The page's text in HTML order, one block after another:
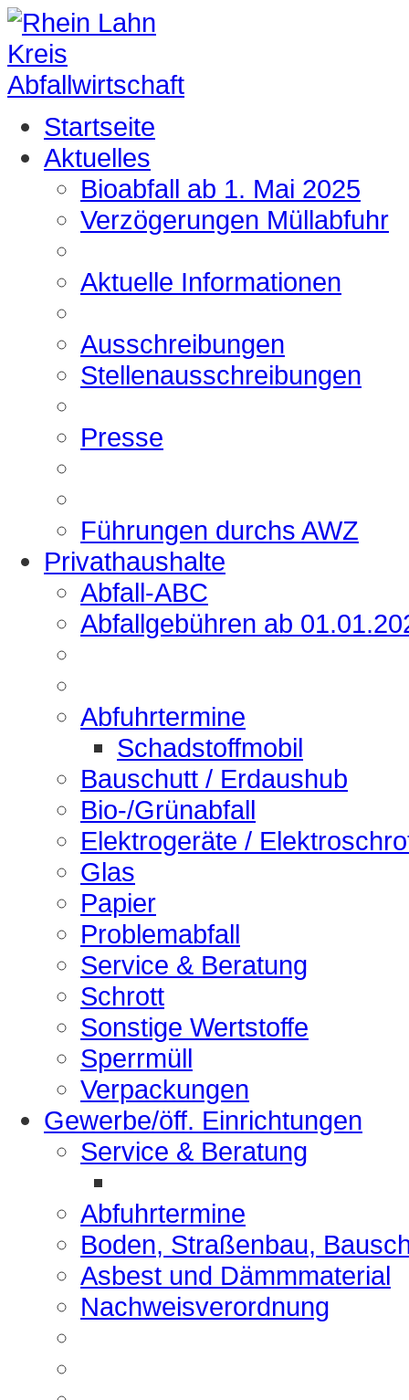
Startseite
Aktuelles
Bioabfall ab 1. Mai 2025
Verzögerungen Müllabfuhr
Aktuelle Informationen
Ausschreibungen
Stellenausschreibungen
Presse
Führungen durchs AWZ
Privathaushalte
Abfall-ABC
Abfallgebühren ab
Abfuhrtermine
Schadstoffmobil
Bauschutt / Erdaushub
Bio-/Grünabfall
Elektrogeräte /
Glas
Papier
Problemabfall
Service & Beratung
Schrott
Sonstige Wertstoffe
Sperrmüll
Verpackungen
Gewerbe/öff. Einrichtungen
Service & Beratung
Abfuhrtermine
Boden, Straßenbau,
Asbest und Dämmmaterial
Nachweisverordnung